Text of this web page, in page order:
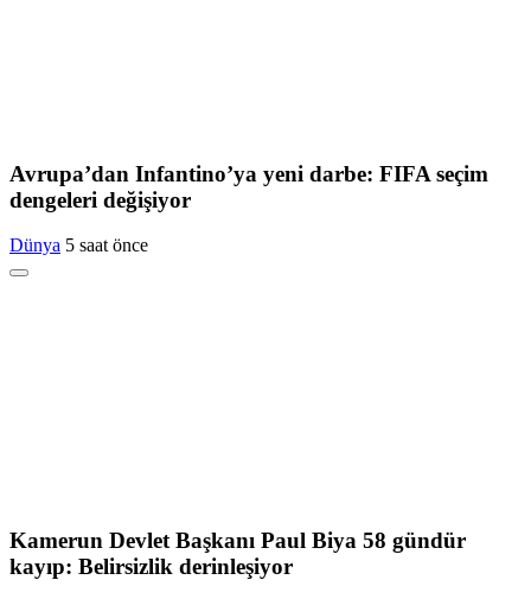
Avrupa’dan Infantino’ya yeni darbe: FIFA seçim
dengeleri değişiyor
Dünya 5 saat önce
Kamerun Devlet Başkanı Paul Biya 58 gündür
kayıp: Belirsizlik derinleşiyor